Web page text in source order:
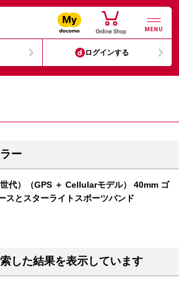
MENU
ログインする
ー
代）（GPS ＋ Cellularモデル） 40mm ゴ
スとスターライトスポーツバンド
した結果を表示しています